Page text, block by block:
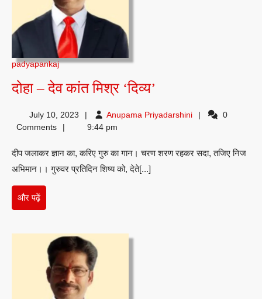
padyapankaj
दोहा – देव कांत मिश्र ‘दिव्य’
देव
मिश्र
July 10, 2023 Anupama PriyadarshiniAnupama
0
Comments
9:44 pm
दीप जलाकर ज्ञान का, करिए गुरु का गान। चरण शरण रहकर सदा, तजिए निज
अभिमान।। गुरुवर प्रतिदिन शिष्य को, देते[...]
और पढ़ेंऔर
पढ़ें